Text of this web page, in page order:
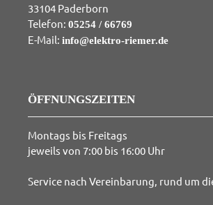
33104 Paderborn
Telefon: 05254 / 66769
E-Mail: info@elektro-riemer.de
ÖFFNUNGSZEITEN
Montags bis Freitags
jeweils von 7:00 bis 16:00 Uhr
Service nach Vereinbarung, rund um